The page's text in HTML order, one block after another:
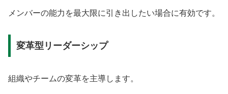
メンバーの能力を最大限に引き出したい場合に有効です。
変革型リーダーシップ
組織やチームの変革を主導します。